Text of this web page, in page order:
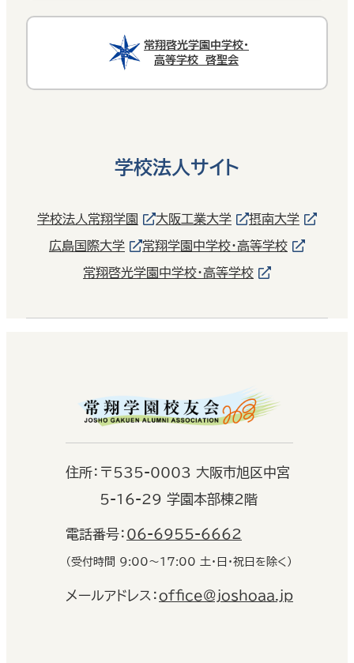
常翔啓光学園中学校・
高等学校 啓聖会
学校法人サイト
学校法人常翔学園 大阪工業大学 摂南大学
広島国際大学 常翔学園中学校・高等学校
常翔啓光学園中学校・高等学校
住所： 〒535-0003 大阪市旭区中宮
5-16-29 学園本部棟2階
電話番号： 06-6955-6662
（受付時間 9:00〜17:00 土・日・祝日を除く）
メールアドレス：office@joshoaa.jp